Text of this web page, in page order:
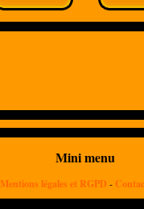
Mini menu
Mentions légales et RGPD -